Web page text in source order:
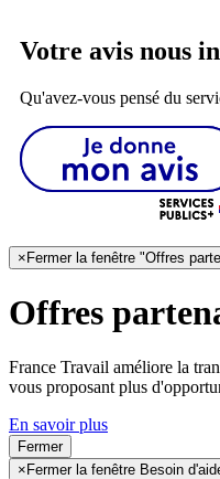
Votre avis nous
Qu'avez-vous pensé du
× Fermer la fenêtre "Offres
Offres
France Travail améliore la
vous proposant plus
En savoir plus
Fermer
× Fermer la fenêtre Besoin